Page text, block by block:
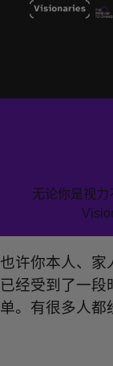
menu
无论你是视力
也许你本人、家
已经受到了一段
单。有很多人都